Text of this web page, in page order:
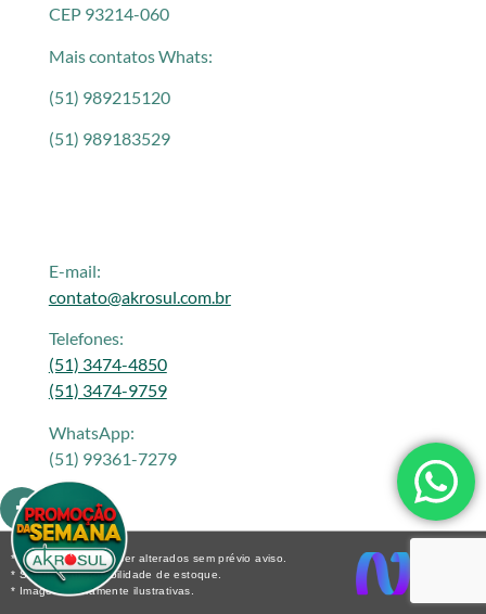
CEP 93214-060
Mais contatos Whats:
(51) 989215120
(51) 989183529
E-mail:
contato@akrosul.com.br
Telefones:
(51) 3474-4850
(51) 3474-9759
WhatsApp:
(51) 99361-7279
* Os preços podem ser alterados sem prévio aviso.
* Sujeito a disponibilidade de estoque.
* Imagens meramente ilustrativas.